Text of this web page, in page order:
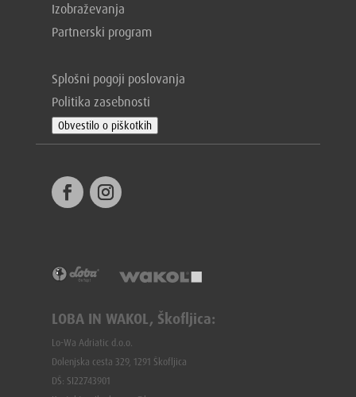
Izobraževanja
Partnerski program
Splošni pogoji poslovanja
Politika zasebnosti
Obvestilo o piškotkih
LOBA IN WAKOL, Škofljica:
Lo-Wa Adriatic d.o.o.
Dolenjska cesta 329, 1291 Škofljica
DŠ: SI22743901